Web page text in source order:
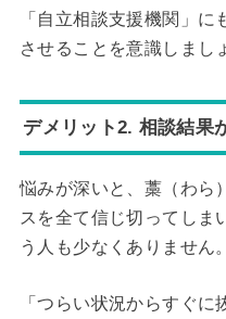
「自立相談支援機関」
させることを意識しまし
デメリット2. 相談結果
悩みが深いと、藁（わら
スを全て信じ切ってしま
う人も少なくありません。
「つらい状況からすぐ